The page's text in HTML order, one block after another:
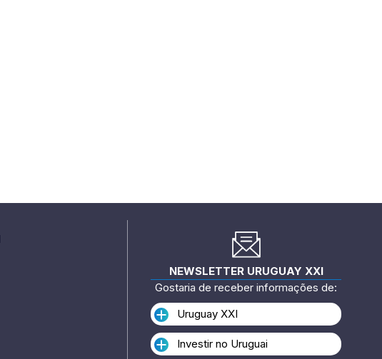
NEWSLETTER URUGUAY XXI
Gostaria de receber informações de:
Uruguay XXI
Investir no Uruguai